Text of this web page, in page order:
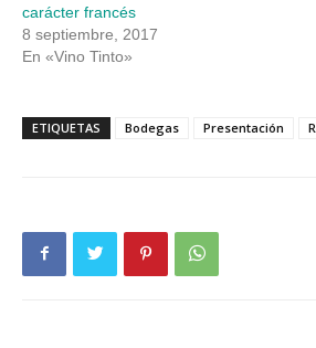
carácter francés
8 septiembre, 2017
En «Vino Tinto»
ETIQUETAS Bodegas Presentación